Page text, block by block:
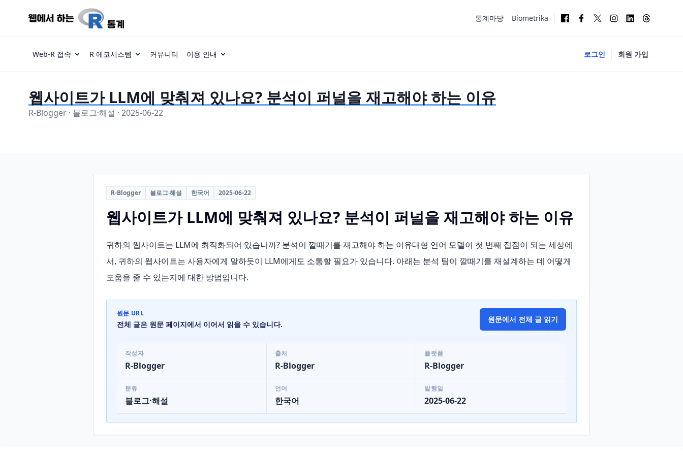
통계마당 Biometrika
Web-R 접속 R 에코시스템 커뮤니티 이용 안내 로그인 회원 가입
웹사이트가 LLM에 맞춰져 있나요? 분석이 퍼널을 재고해야 하는 이유
R-Blogger · 블로그·해설 · 2025-06-22
R-Blogger 블로그·해설 한국어 2025-06-22
웹사이트가 LLM에 맞춰져 있나요? 분석이 퍼널을 재고해야 하는 이유
귀하의 웹사이트는 LLM에 최적화되어 있습니까? 분석이 깔때기를 재고해야 하는 이유대형 언어 모델이 첫 번째 접점이 되는 세상에
서, 귀하의 웹사이트는 사용자에게 말하듯이 LLM에게도 소통할 필요가 있습니다. 아래는 분석 팀이 깔때기를 재설계하는 데 어떻게
도움을 줄 수 있는지에 대한 방법입니다.
원문 URL
전체 글은 원문 페이지에서 이어서 읽을 수 있습니다.
원문에서 전체 글 읽기
작성자
R-Blogger
출처
R-Blogger
플랫폼
R-Blogger
분류
블로그·해설
언어
한국어
발행일
2025-06-22